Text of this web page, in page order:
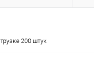
200 штук